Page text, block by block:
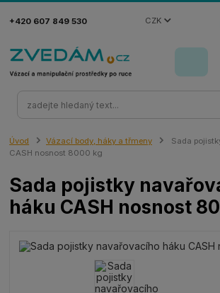
CZK
+420 607 849 530
Úvod Vázací body, háky a třmeny
Sada
CASH nosnost 8000 kg
Sada pojistky
háku CASH nosnost